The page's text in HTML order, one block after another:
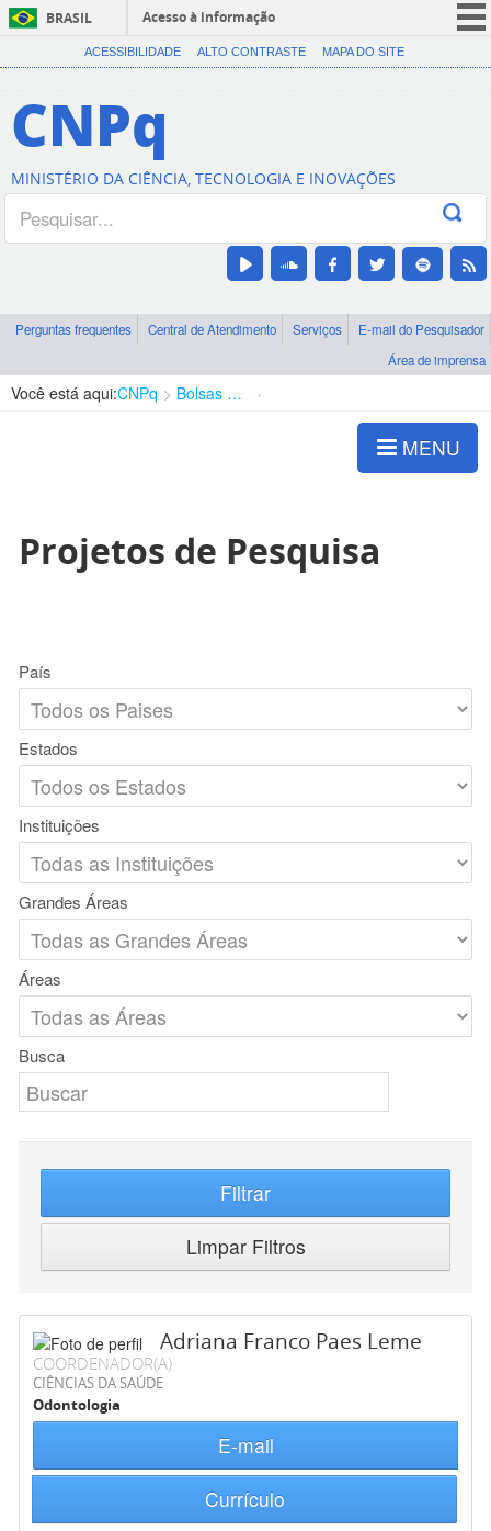
BRASIL
Acesso à informação
CORONAVÍRUS (COVID-19)
Canais
ACESSIBILIDADE ALTO CONTRASTE MAPA DO SITE
CNPq
MINISTÉRIO DA CIÊNCIA, TECNOLOGIA E INOVAÇÕES
Perguntas frequentes Central de Atendimento Serviços
E-mail do Pesquisador
Área de imprensa
Você está aqui:CNPq Bolsas e Auxílios Vigentes
MENU
Projetos de Pesquisa
País
Estados
Instituições
Grandes Áreas
Áreas
Busca
Filtrar
Limpar Filtros
Adriana Franco Paes Leme
COORDENADOR(A)
CIÊNCIAS DA SAÚDE
Odontologia
E-mail
Currículo